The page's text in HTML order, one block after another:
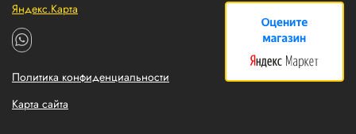
Яндекс.Карта
Политика конфиденциальности
Карта сайта